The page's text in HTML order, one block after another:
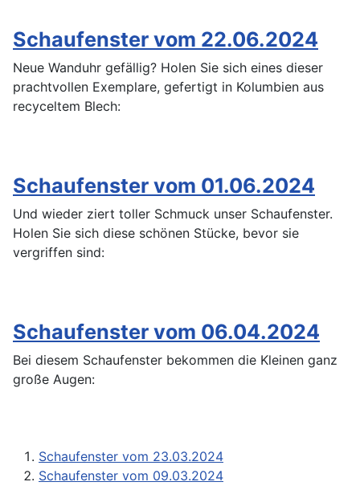
Schaufenster vom 22.06.2024
Neue Wanduhr gefällig? Holen Sie sich eines dieser
prachtvollen Exemplare, gefertigt in Kolumbien aus
recyceltem Blech:
Schaufenster vom 01.06.2024
Und wieder ziert toller Schmuck unser Schaufenster.
Holen Sie sich diese schönen Stücke, bevor sie
vergriffen sind:
Schaufenster vom 06.04.2024
Bei diesem Schaufenster bekommen die Kleinen ganz
große Augen:
Schaufenster vom 23.03.2024
Schaufenster vom 09.03.2024